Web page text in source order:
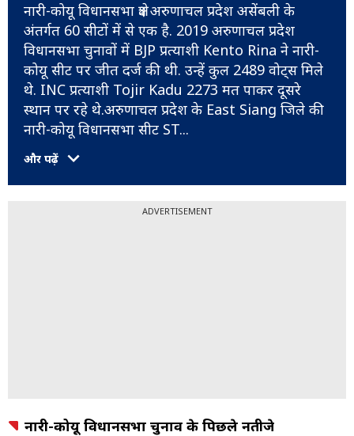
नारी-कोयू विधानसभा क्षेत्र अरुणाचल प्रदेश असेंबली के
अंतर्गत 60 सीटों में से एक है. 2019 अरुणाचल प्रदेश
विधानसभा चुनावों में BJP प्रत्याशी Kento Rina ने नारी-
कोयू सीट पर जीत दर्ज की थी. उन्हें कुल 2489 वोट्स मिले
थे. INC प्रत्याशी Tojir Kadu 2273 मत पाकर दूसरे
स्थान पर रहे थे.अरुणाचल प्रदेश के East Siang जिले की
नारी-कोयू विधानसभा सीट ST...
और पढ़ें
ADVERTISEMENT
नारी-कोयू विधानसभा चुनाव के पिछले नतीजे